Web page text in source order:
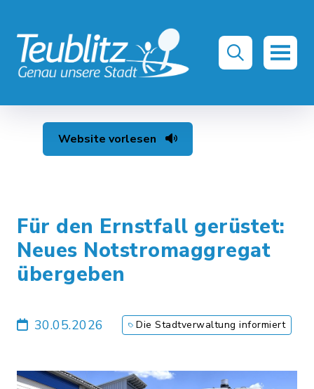
Website vorlesen
Für den Ernstfall gerüstet:
Neues Notstromaggregat
übergeben
30.05.2026 Die Stadtverwaltung informiert